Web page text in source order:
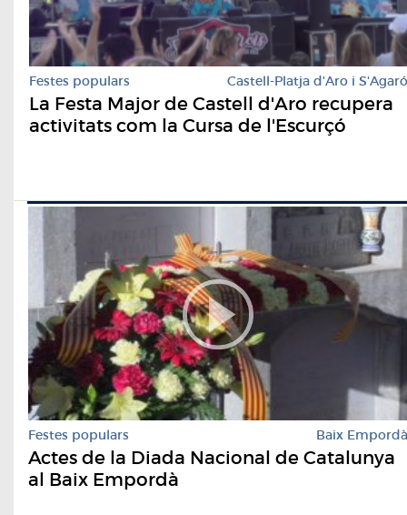
Festes populars Castell-Platja d'Aro i S'Agaró
La Festa Major de Castell d'Aro recupera
activitats com la Cursa de l'Escurçó
Festes populars Baix Empordà
Actes de la Diada Nacional de Catalunya
al Baix Empordà